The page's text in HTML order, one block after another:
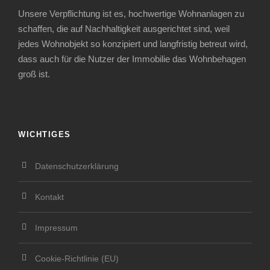
Unsere Verpflichtung ist es, hochwertige Wohnanlagen zu
schaffen, die auf Nachhaltigkeit ausgerichtet sind, weil
jedes Wohnobjekt so konzipiert und langfristig betreut wird,
dass auch für die Nutzer der Immobilie das Wohnbehagen
groß ist.
WICHTIGES
Datenschutzerklärung
Kontakt
Impressum
Cookie-Richtlinie (EU)